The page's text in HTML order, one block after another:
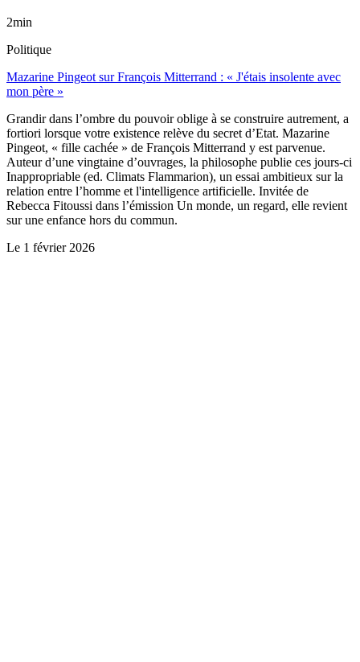
2min
Politique
Mazarine Pingeot sur François Mitterrand : « J'étais insolente avec
mon père »
Grandir dans l’ombre du pouvoir oblige à se construire autrement, a
fortiori lorsque votre existence relève du secret d’Etat. Mazarine
Pingeot, « fille cachée » de François Mitterrand y est parvenue.
Auteur d’une vingtaine d’ouvrages, la philosophe publie ces jours-ci
Inappropriable (ed. Climats Flammarion), un essai ambitieux sur la
relation entre l’homme et l'intelligence artificielle. Invitée de
Rebecca Fitoussi dans l’émission Un monde, un regard, elle revient
sur une enfance hors du commun.
Le 1 février 2026